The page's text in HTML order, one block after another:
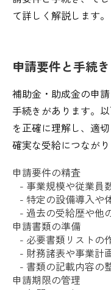
て詳しく解説します。
申請要件と手続き
補助金・助成金の申
手続きがあります。
を正確に理解し、適
確実な受給につながり
申請要件の精査
- 事業規模や従業員
- 特定の設備導入や
- 過去の受給歴や他
申請書類の準備
- 必要書類リストの
- 財務諸表や事業計
- 書類の記載内容の
申請期限の管理